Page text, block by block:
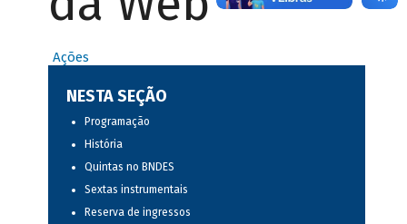
Ações
NESTA SEÇÃO
Programação
História
Quintas no BNDES
Sextas instrumentais
Reserva de ingressos